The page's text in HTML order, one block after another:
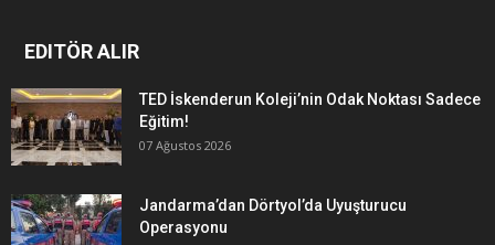
EDITÖR ALIR
TED İskenderun Koleji’nin Odak Noktası Sadece
Eğitim!
07 Ağustos 2026
Jandarma’dan Dörtyol’da Uyuşturucu
Operasyonu